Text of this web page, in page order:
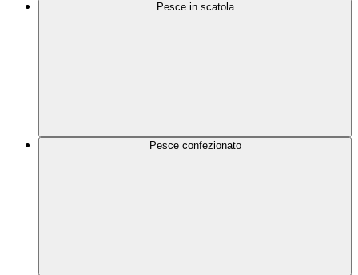
Pesce in scatola
Pesce confezionato